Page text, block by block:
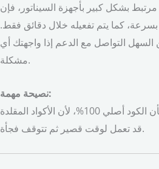
بشكل كبير بأجهزة السيناتور، فإن
كما يتم تفعيله خلال دقائق فقط.
السهل التواصل مع الدعم إذا واجهتك أي
مشكلة.
نصيحة مهمة:
اختر مصدرًا يقدم لك ضمانًا بأن الكود أصلي 100%، لأن الأكواد المقلدة
قد تعمل لوقت قصير ثم تتوقف فجأة.